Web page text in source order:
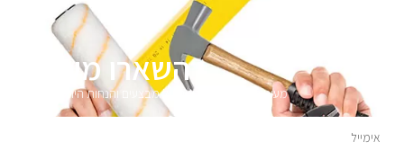
השארו מעודכנים
מעוניינים לקבל עדכונים על מבצעים והנחות הירשמו